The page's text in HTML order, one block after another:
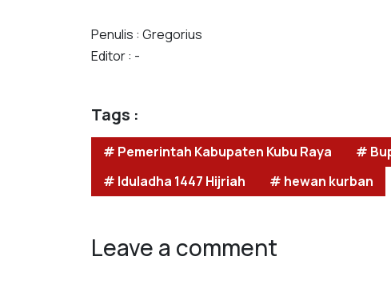
Penulis : Gregorius
Editor : -
Tags :
# Pemerintah Kabupaten Kubu Raya #
# Iduladha 1447 Hijriah
# hewan kurban
Leave a comment